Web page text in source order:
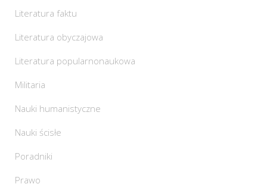
Literatura faktu
Literatura obyczajowa
Literatura popularnonaukowa
Militaria
Nauki humanistyczne
Nauki ścisłe
Poradniki
Prawo